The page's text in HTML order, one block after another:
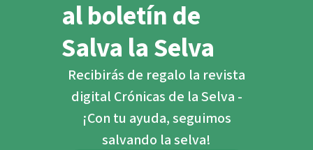
al boletín de
Salva la Selva
Recibirás de regalo la revista
digital Crónicas de la Selva -
¡Con tu ayuda, seguimos
salvando la selva!